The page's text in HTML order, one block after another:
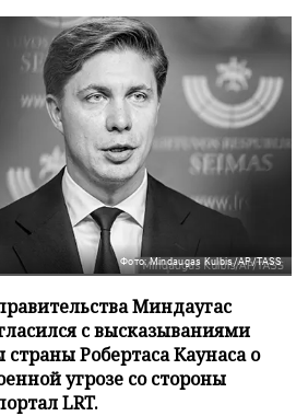
Фото: Mindaugas Kulbis/AP/TASS
Миндаугас
с высказываниями
Робертаса Каунаса о
угрозе со стороны
LRT.